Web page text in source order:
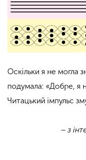
Оскільки я не могла
подумала: «Добре, я
Читацький імпульс
– з